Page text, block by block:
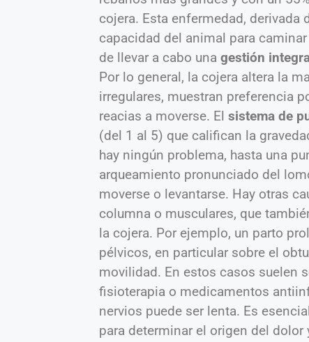
cojera. Esta enfermedad,
capacidad del animal para
de llevar a cabo una gestión
Por lo general, la cojera altera la
irregulares, muestran preferencia
reacias a moverse. El sistema de
(del 1 al 5) que califican la
hay ningún problema, hasta una
arqueamiento pronunciado del
moverse o levantarse. Hay otras
columna o musculares, que
la cojera. Por ejemplo, un parto
pélvicos, en particular sobre el
movilidad. En estos casos suelen
fisioterapia o medicamentos
nervios puede ser lenta. Es
para determinar el origen del